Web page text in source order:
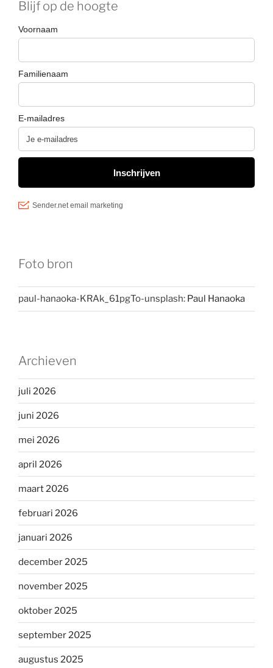
Blijf op de hoogte
Foto bron
paul-hanaoka-KRAk_61pgTo-unsplash: Paul Hanaoka
Archieven
juli 2026
juni 2026
mei 2026
april 2026
maart 2026
februari 2026
januari 2026
december 2025
november 2025
oktober 2025
september 2025
augustus 2025